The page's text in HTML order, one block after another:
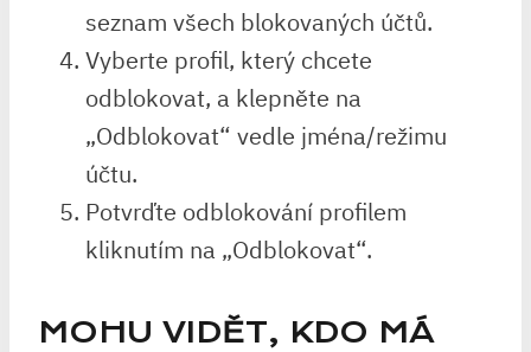
seznam všech blokovaných účtů.
Vyberte profil, který chcete
odblokovat, a klepněte na
„Odblokovat“ vedle jména/režimu
účtu.
Potvrďte odblokování profilem
kliknutím na „Odblokovat“.
MOHU VIDĚT, KDO MÁ